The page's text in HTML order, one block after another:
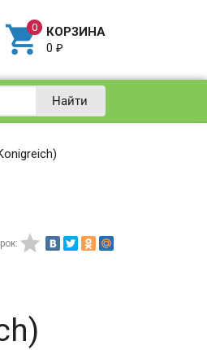
 КОРЗИНА
0₽
Найти
